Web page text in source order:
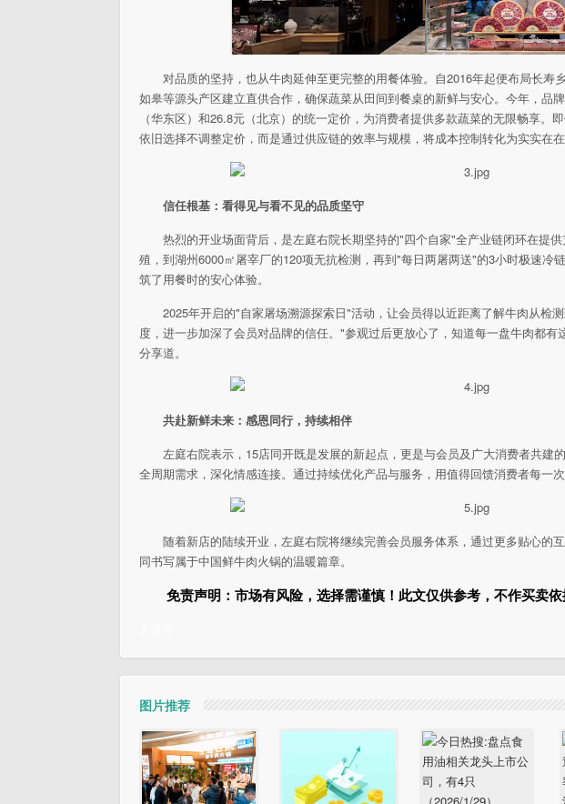
对品质的坚持，也从牛肉延伸至更完整的用餐体验。自2016年起便布局长寿
如皋等源头产区建立直供合作，确保蔬菜从田间到餐桌的新鲜与安心。今年，品
（华东区）和26.8元（北京）的统一定价，为消费者提供多款蔬菜的无限畅享。
依旧选择不调整定价，而是通过供应链的效率与规模，将成本控制转化为实实在在
信任根基：看得见与看不见的品质坚守
热烈的开业场面背后，是左庭右院长期坚持的"四个自家"全产业链闭环在提
殖，到湖州6000㎡屠宰厂的120项无抗检测，再到"每日两屠两送"的3小时极速冷
筑了用餐时的安心体验。
2025年开启的"自家屠场溯源探索日"活动，让会员得以近距离了解牛肉从检
度，进一步加深了会员对品牌的信任。"参观过后更放心了，知道每一盘牛肉都
分享道。
共赴新鲜未来：感恩同行，持续相伴
左庭右院表示，15店同开既是发展的新起点，更是与会员及广大消费者共建
全周期需求，深化情感连接。通过持续优化产品与服务，用值得回馈消费者每一次
随着新店的陆续开业，左庭右院将继续完善会员服务体系，通过更多贴心的
同书写属于中国鲜牛肉火锅的温暖篇章。
免责声明：市场有风险，选择需谨慎！此文仅供参考，不作买卖依
图片推荐